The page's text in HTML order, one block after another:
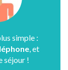
simple :
, et
séjour !